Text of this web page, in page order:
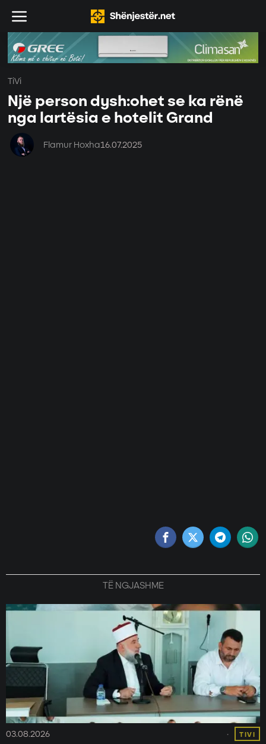
TiVi
Një person dysh:ohet se ka rënë
nga lartësia e hotelit Grand
Flamur Hoxha16.07.2025
TË NGJASHME
03.08.2026 TIVI